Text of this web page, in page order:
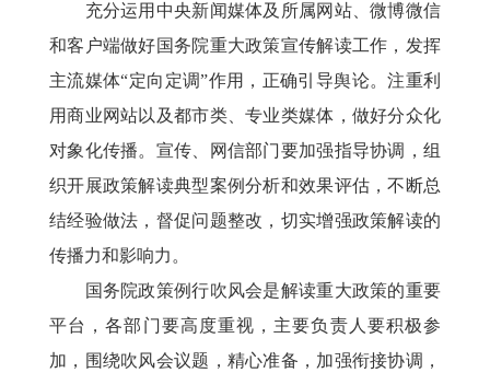
充分运用中央新闻媒体及所属网站、微博微信
和客户端做好国务院重大政策宣传解读工作，发挥
主流媒体“定向定调”作用，正确引导舆论。注重利
用商业网站以及都市类、专业类媒体，做好分众化
对象化传播。宣传、网信部门要加强指导协调，组
织开展政策解读典型案例分析和效果评估，不断总
结经验做法，督促问题整改，切实增强政策解读的
传播力和影响力。
国务院政策例行吹风会是解读重大政策的重要
平台，各部门要高度重视，主要负责人要积极参
加，围绕吹风会议题，精心准备，加强衔接协调，